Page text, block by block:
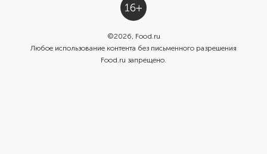
©2026, Food.ru
Любое использование контента без письменного разрешения
Food.ru запрещено.